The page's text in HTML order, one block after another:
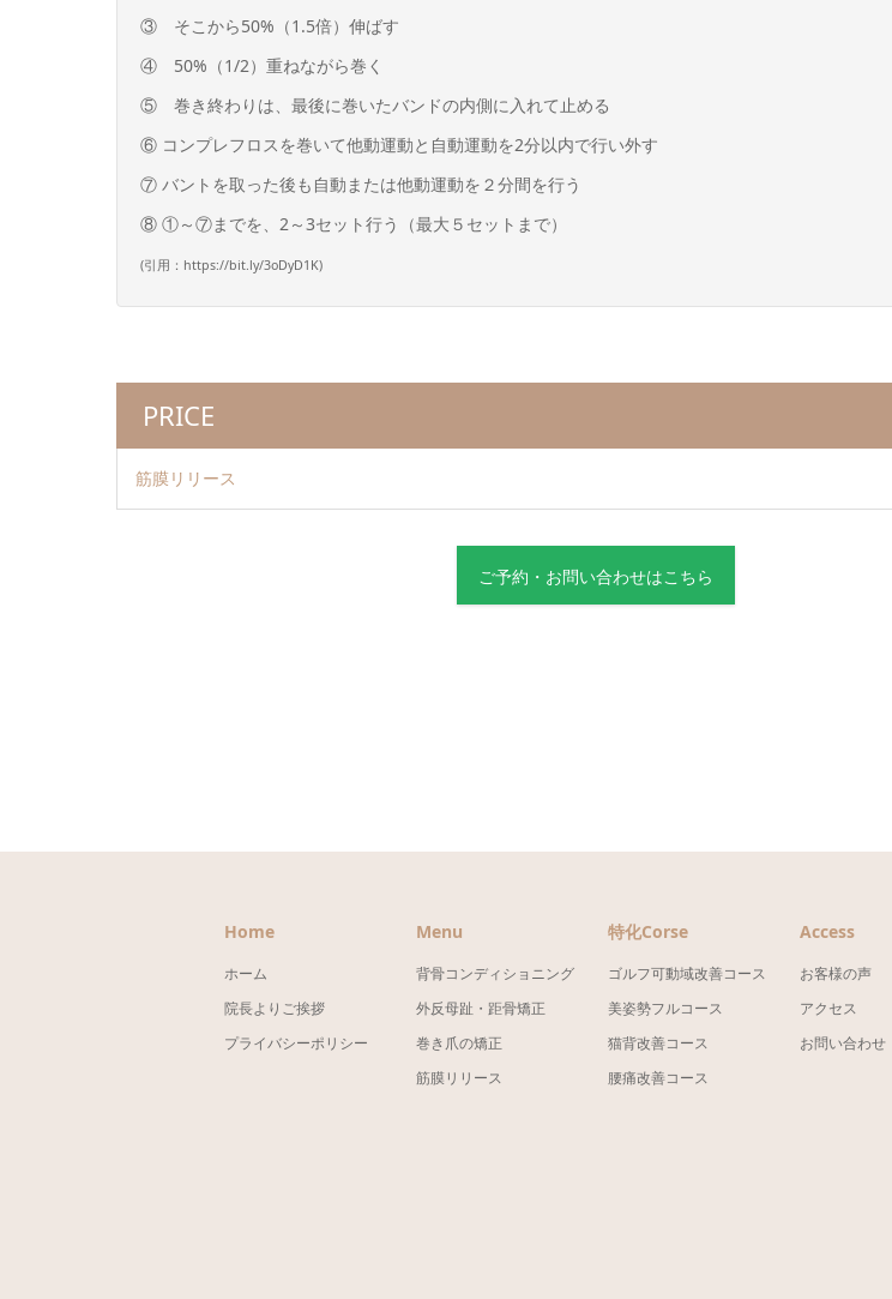
③ そこから50%（1.5倍）伸ばす
④ 50%（1/2）重ねながら巻く
⑤ 巻き終わりは、最後に巻いたバンドの内側に入れて止める
⑥ コンプレフロスを巻いて他動運動と自動運動を2分以内で行い外す
⑦ バントを取った後も自動または他動運動を２分間を行う
⑧ ①～⑦までを、2～3セット行う（最大５セットまで）
(引用：https://bit.ly/3oDyD1K)
PRICE
筋膜リリース
ご予約・お問い合わせはこちら
Home
ホーム
院長よりご挨拶
プライバシーポリシー
Menu
背骨コンディショニング
外反母趾・距骨矯正
巻き爪の矯正
筋膜リリース
特化Corse
ゴルフ可動域改善コース
美姿勢フルコース
猫背改善コース
腰痛改善コース
Access
お客様の声
アクセス
お問い合わせ